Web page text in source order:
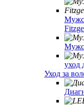
уход
Уход за